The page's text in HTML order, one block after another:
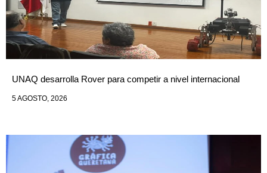
UNAQ desarrolla Rover para competir a nivel internacional
5 AGOSTO, 2026